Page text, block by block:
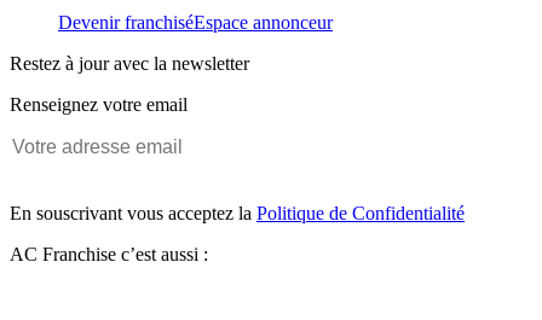
Devenir franchiséEspace annonceur
Restez à jour avec la newsletter
Renseignez votre email
En souscrivant vous acceptez la Politique de Confidentialité
AC Franchise c’est aussi :